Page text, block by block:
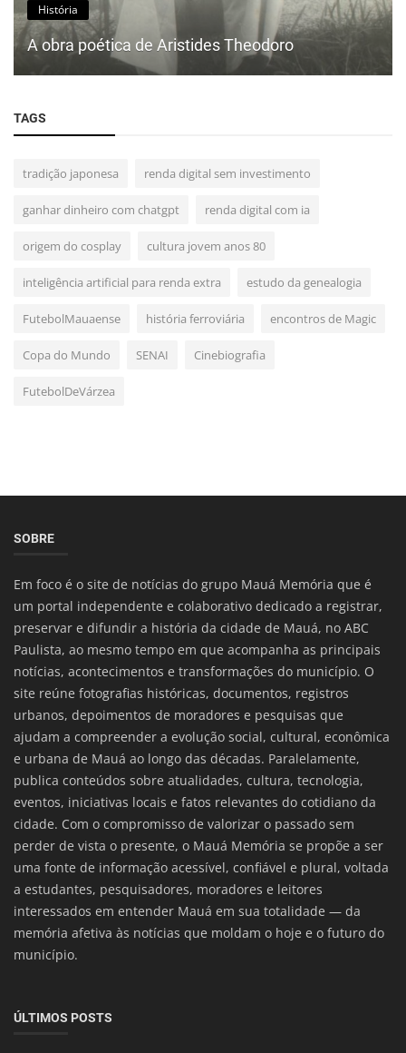
História
A obra poética de Aristides Theodoro
TAGS
tradição japonesa renda digital sem investimento
ganhar dinheiro com chatgpt renda digital com ia
origem do cosplay cultura jovem anos 80
inteligência artificial para renda extra estudo da genealogia
FutebolMauaense história ferroviária encontros de Magic
Copa do Mundo SENAI Cinebiografia
FutebolDeVárzea
SOBRE
Em foco é o site de notícias do grupo Mauá Memória que é
um portal independente e colaborativo dedicado a registrar,
preservar e difundir a história da cidade de Mauá, no ABC
Paulista, ao mesmo tempo em que acompanha as principais
notícias, acontecimentos e transformações do município. O
site reúne fotografias históricas, documentos, registros
urbanos, depoimentos de moradores e pesquisas que
ajudam a compreender a evolução social, cultural, econômica
e urbana de Mauá ao longo das décadas. Paralelamente,
publica conteúdos sobre atualidades, cultura, tecnologia,
eventos, iniciativas locais e fatos relevantes do cotidiano da
cidade. Com o compromisso de valorizar o passado sem
perder de vista o presente, o Mauá Memória se propõe a ser
uma fonte de informação acessível, confiável e plural, voltada
a estudantes, pesquisadores, moradores e leitores
interessados em entender Mauá em sua totalidade — da
memória afetiva às notícias que moldam o hoje e o futuro do
município.
ÚLTIMOS POSTS